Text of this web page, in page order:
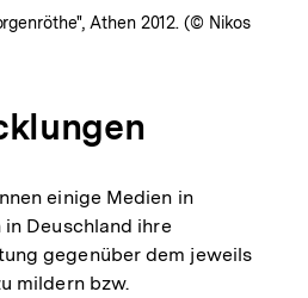
Athen 2012. (© Nikos
einige Medien in
Deuschland ihre
gegenüber dem jeweils
mildern bzw.